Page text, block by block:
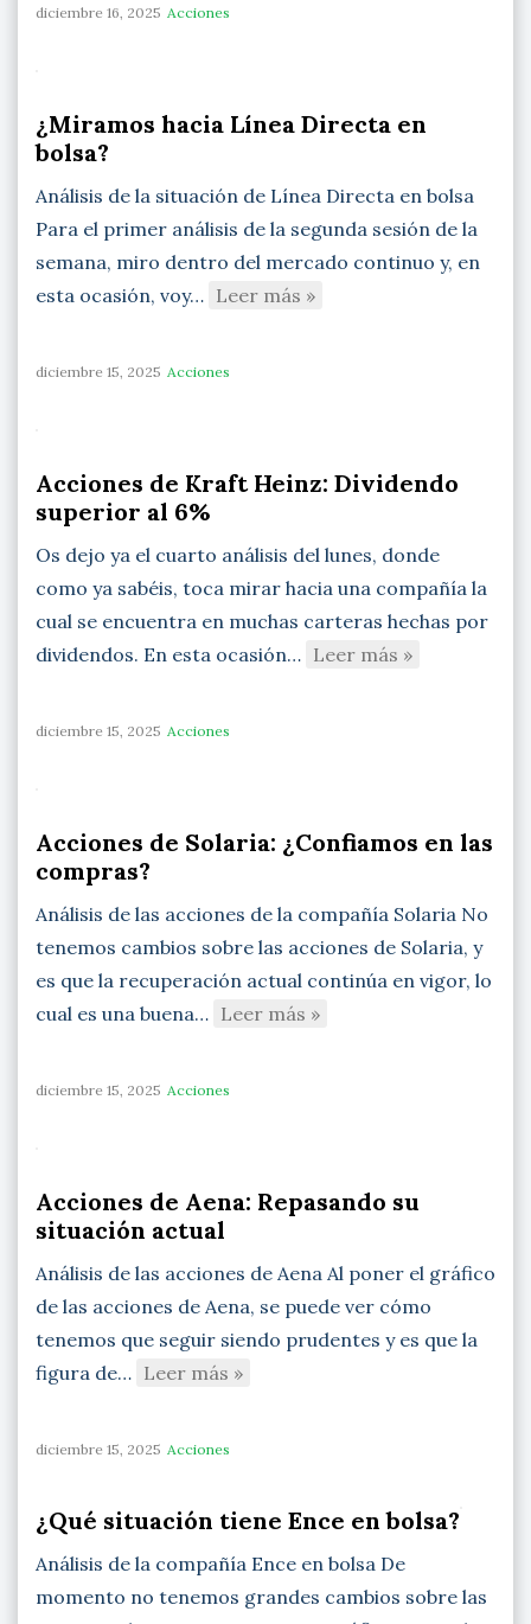
diciembre 16, 2025 Acciones
¿Miramos hacia Línea Directa en
bolsa?
Análisis de la situación de Línea Directa en bolsa
Para el primer análisis de la segunda sesión de la
semana, miro dentro del mercado continuo y, en
esta ocasión, voy… Leer más »
diciembre 15, 2025 Acciones
Acciones de Kraft Heinz: Dividendo
superior al 6%
Os dejo ya el cuarto análisis del lunes, donde
como ya sabéis, toca mirar hacia una compañía la
cual se encuentra en muchas carteras hechas por
dividendos. En esta ocasión… Leer más »
diciembre 15, 2025 Acciones
Acciones de Solaria: ¿Confiamos en las
compras?
Análisis de las acciones de la compañía Solaria No
tenemos cambios sobre las acciones de Solaria, y
es que la recuperación actual continúa en vigor, lo
cual es una buena… Leer más »
diciembre 15, 2025 Acciones
Acciones de Aena: Repasando su
situación actual
Análisis de las acciones de Aena Al poner el gráfico
de las acciones de Aena, se puede ver cómo
tenemos que seguir siendo prudentes y es que la
figura de… Leer más »
diciembre 15, 2025 Acciones
¿Qué situación tiene Ence en bolsa?
Análisis de la compañía Ence en bolsa De
momento no tenemos grandes cambios sobre las